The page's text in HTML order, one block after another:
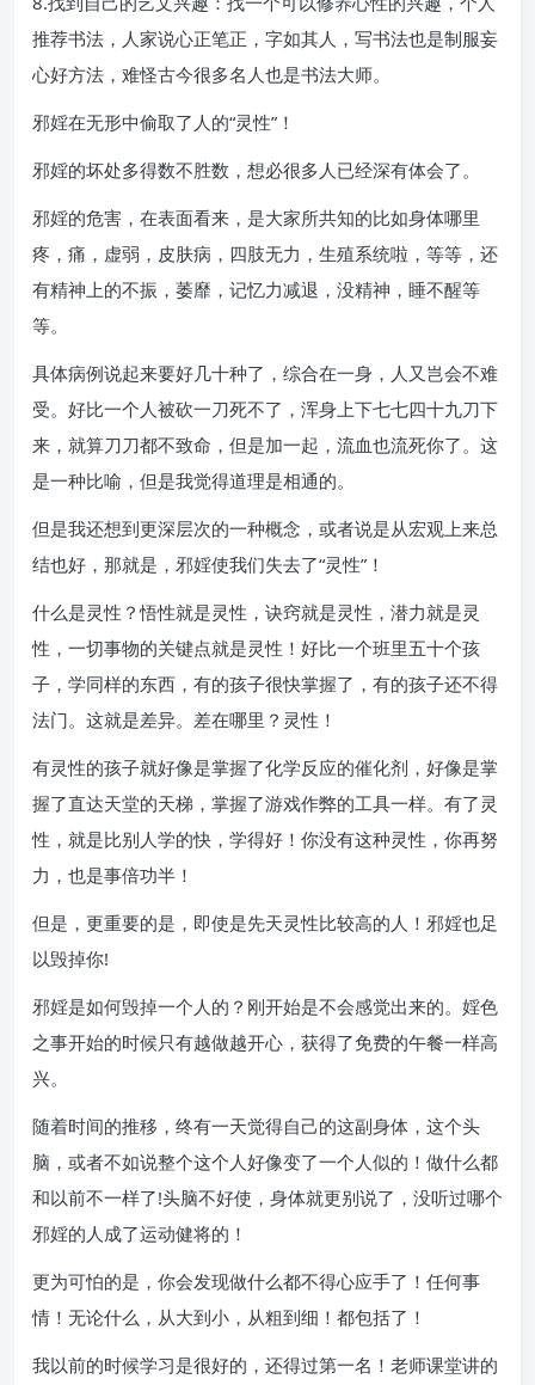
推荐书法，人家说心正笔正，字如其人，写书法也是制服妄
心好方法，难怪古今很多名人也是书法大师。
邪婬在无形中偷取了人的“灵性”！
邪婬的坏处多得数不胜数，想必很多人已经深有体会了。
邪婬的危害，在表面看来，是大家所共知的比如身体哪里
疼，痛，虚弱，皮肤病，四肢无力，生殖系统啦，等等，还
有精神上的不振，萎靡，记忆力减退，没精神，睡不醒等
等。
具体病例说起来要好几十种了，综合在一身，人又岂会不难
受。好比一个人被砍一刀死不了，浑身上下七七四十九刀下
来，就算刀刀都不致命，但是加一起，流血也流死你了。这
是一种比喻，但是我觉得道理是相通的。
但是我还想到更深层次的一种概念，或者说是从宏观上来总
结也好，那就是，邪婬使我们失去了“灵性”！
什么是灵性？悟性就是灵性，诀窍就是灵性，潜力就是灵
性，一切事物的关键点就是灵性！好比一个班里五十个孩
子，学同样的东西，有的孩子很快掌握了，有的孩子还不得
法门。这就是差异。差在哪里？灵性！
有灵性的孩子就好像是掌握了化学反应的催化剂，好像是掌
握了直达天堂的天梯，掌握了游戏作弊的工具一样。有了灵
性，就是比别人学的快，学得好！你没有这种灵性，你再努
力，也是事倍功半！
但是，更重要的是，即使是先天灵性比较高的人！邪婬也足
以毁掉你!
邪婬是如何毁掉一个人的？刚开始是不会感觉出来的。婬色
之事开始的时候只有越做越开心，获得了免费的午餐一样高
兴。
随着时间的推移，终有一天觉得自己的这副身体，这个头
脑，或者不如说整个这个人好像变了一个人似的！做什么都
和以前不一样了!头脑不好使，身体就更别说了，没听过哪个
邪婬的人成了运动健将的！
更为可怕的是，你会发现做什么都不得心应手了！任何事
情！无论什么，从大到小，从粗到细！都包括了！
我以前的时候学习是很好的，还得过第一名！老师课堂讲的